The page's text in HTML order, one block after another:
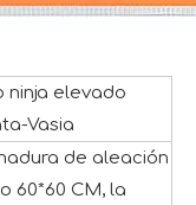
ninja elevado
Vasia
de aleación
60*60 CM, la